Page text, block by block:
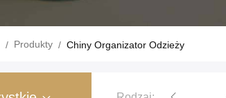
/ Produkty / Chiny Organizator Odzieży